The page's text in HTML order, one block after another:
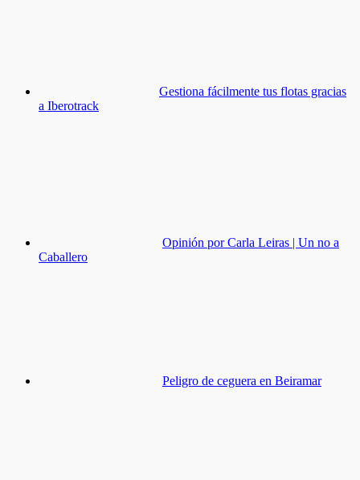
Gestiona fácilmente tus flotas gracias
a Iberotrack
Opinión por Carla Leiras | Un no a
Caballero
Peligro de ceguera en Beiramar